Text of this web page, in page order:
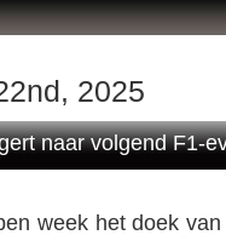
2025
naar volgend F1-
week het doek